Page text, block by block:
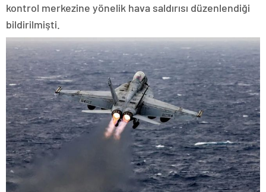
kontrol merkezine yönelik hava saldırısı düzenlendiği
bildirilmişti.